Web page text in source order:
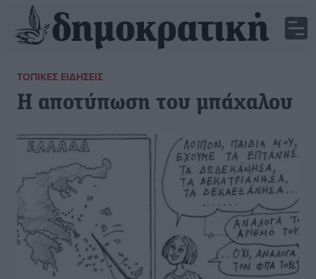
ΤΟΠΙΚΈΣ ΕΙΔΉΣΕΙΣ
Η αποτύπωση του μπάχαλου